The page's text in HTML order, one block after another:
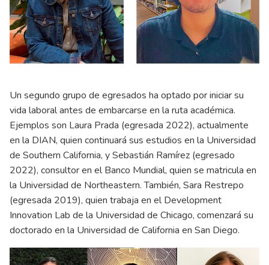
Un segundo grupo de egresados ha optado por iniciar su
vida laboral antes de embarcarse en la ruta académica.
Ejemplos son Laura Prada (egresada 2022), actualmente
en la DIAN, quien continuará sus estudios en la Universidad
de Southern California, y Sebastián Ramírez (egresado
2022), consultor en el Banco Mundial, quien se matricula en
la Universidad de Northeastern. También, Sara Restrepo
(egresada 2019), quien trabaja en el Development
Innovation Lab de la Universidad de Chicago, comenzará su
doctorado en la Universidad de California en San Diego.